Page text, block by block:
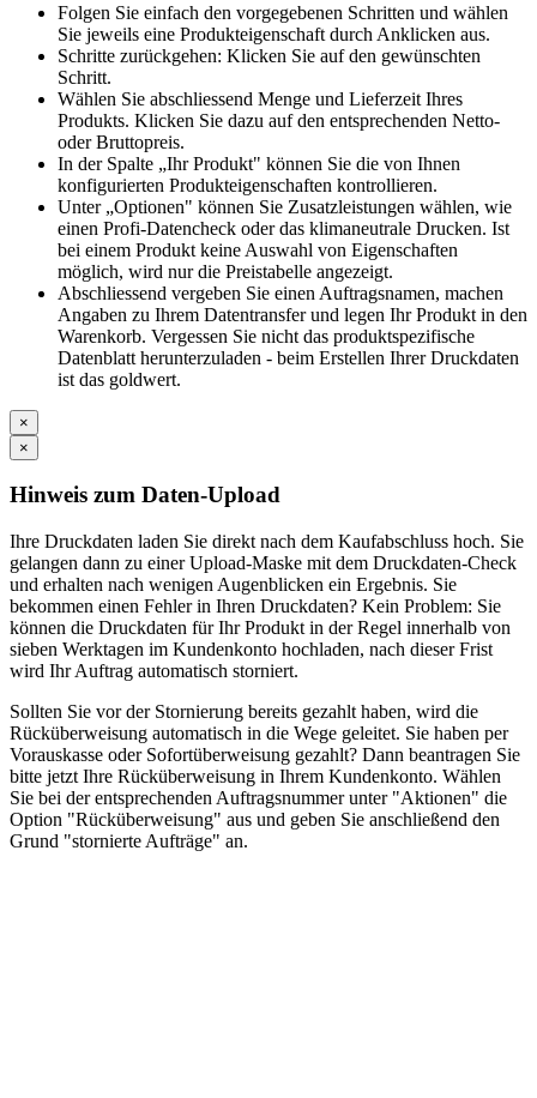
Folgen Sie einfach den vorgegebenen Schritten und wählen
Sie jeweils eine Produkteigenschaft durch Anklicken aus.
Schritte zurückgehen: Klicken Sie auf den gewünschten
Schritt.
Wählen Sie abschliessend Menge und Lieferzeit Ihres
Produkts. Klicken Sie dazu auf den entsprechenden Netto-
oder Bruttopreis.
In der Spalte „Ihr Produkt" können Sie die von Ihnen
konfigurierten Produkteigenschaften kontrollieren.
Unter „Optionen" können Sie Zusatzleistungen wählen, wie
einen Profi-Datencheck oder das klimaneutrale Drucken. Ist
bei einem Produkt keine Auswahl von Eigenschaften
möglich, wird nur die Preistabelle angezeigt.
Abschliessend vergeben Sie einen Auftragsnamen, machen
Angaben zu Ihrem Datentransfer und legen Ihr Produkt in den
Warenkorb. Vergessen Sie nicht das produktspezifische
Datenblatt herunterzuladen - beim Erstellen Ihrer Druckdaten
ist das goldwert.
×
×
Hinweis zum Daten-Upload
Ihre Druckdaten laden Sie direkt nach dem Kaufabschluss hoch. Sie
gelangen dann zu einer Upload-Maske mit dem Druckdaten-Check
und erhalten nach wenigen Augenblicken ein Ergebnis. Sie
bekommen einen Fehler in Ihren Druckdaten? Kein Problem: Sie
können die Druckdaten für Ihr Produkt in der Regel innerhalb von
sieben Werktagen im Kundenkonto hochladen, nach dieser Frist
wird Ihr Auftrag automatisch storniert.
Sollten Sie vor der Stornierung bereits gezahlt haben, wird die
Rücküberweisung automatisch in die Wege geleitet. Sie haben per
Vorauskasse oder Sofortüberweisung gezahlt? Dann beantragen Sie
bitte jetzt Ihre Rücküberweisung in Ihrem Kundenkonto. Wählen
Sie bei der entsprechenden Auftragsnummer unter "Aktionen" die
Option "Rücküberweisung" aus und geben Sie anschließend den
Grund "stornierte Aufträge" an.